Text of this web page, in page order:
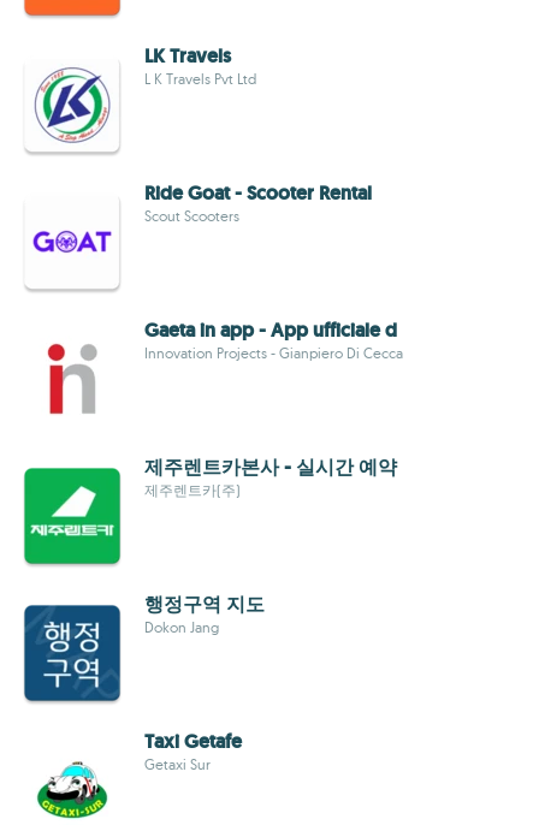
LK Travels
L K Travels Pvt Ltd
Ride Goat - Scooter Rental
Scout Scooters
Gaeta in app - App ufficiale d
Innovation Projects - Gianpiero Di Cecca
제주렌트카본사 - 실시간 예약
제주렌트카(주)
행정구역 지도
Dokon Jang
Taxi Getafe
Getaxi Sur